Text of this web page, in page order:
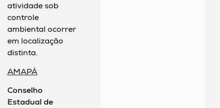
atividade sob
controle
ambiental ocorrer
em localização
distinta.
AMAPÁ
Conselho
Estadual de